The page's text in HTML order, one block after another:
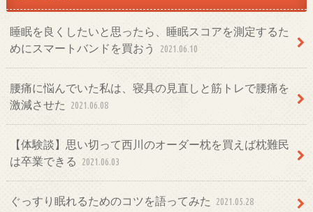
睡眠を良くしたいと思ったら、睡眠スコアを測定するた
めにスマートバンドを買おう
2021.06.10
腰痛に悩んでいた私は、寝具の見直しと筋トレで腰痛を
激減させた
2021.06.08
【体験談】思い切って西川のオーダー枕を買えば枕難民
は卒業できる
2021.06.03
ぐっすり眠れるためのコツを語ってみた 2021.05.28